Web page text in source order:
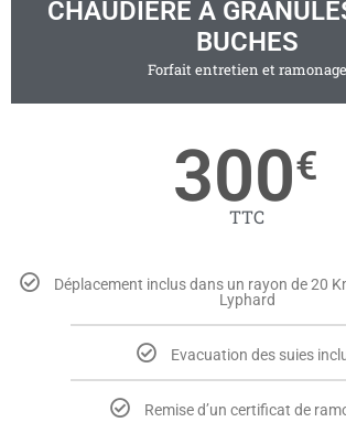
CHAUDIERE A
BUCHES
Forfait entretien et ramonage
300€
TTC
Déplacement inclus dans un rayon de 20
Lyphard
Evacuation des suies
Remise d’un certificat de